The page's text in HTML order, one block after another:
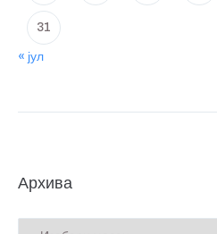
31
« јул
Архива